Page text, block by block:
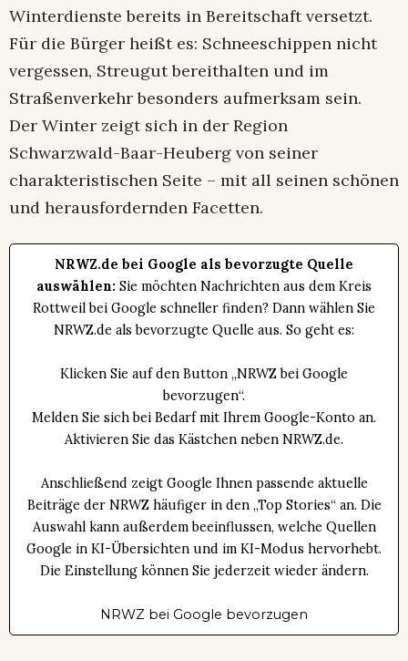
Winterdienste bereits in Bereitschaft versetzt.
Für die Bürger heißt es: Schneeschippen nicht
vergessen, Streugut bereithalten und im
Straßenverkehr besonders aufmerksam sein.
Der Winter zeigt sich in der Region
Schwarzwald-Baar-Heuberg von seiner
charakteristischen Seite – mit all seinen schönen
und herausfordernden Facetten.
NRWZ.de bei Google als bevorzugte Quelle
auswählen: Sie möchten Nachrichten aus dem Kreis
Rottweil bei Google schneller finden? Dann wählen Sie
NRWZ.de als bevorzugte Quelle aus. So geht es:
Klicken Sie auf den Button „NRWZ bei Google
bevorzugen“.
Melden Sie sich bei Bedarf mit Ihrem Google-Konto an.
Aktivieren Sie das Kästchen neben NRWZ.de.
Anschließend zeigt Google Ihnen passende aktuelle
Beiträge der NRWZ häufiger in den „Top Stories“ an. Die
Auswahl kann außerdem beeinflussen, welche Quellen
Google in KI-Übersichten und im KI-Modus hervorhebt.
Die Einstellung können Sie jederzeit wieder ändern.
NRWZ bei Google bevorzugen